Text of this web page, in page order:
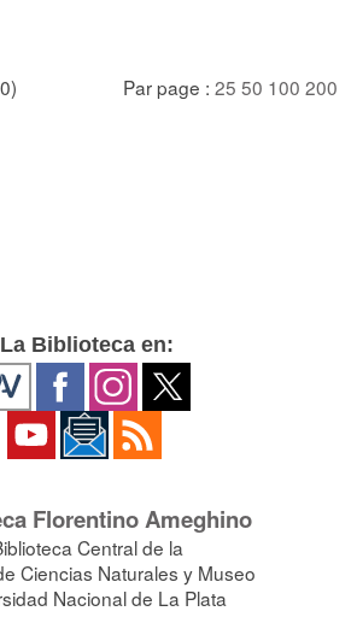
Par page : 25 50 100 200
La Biblioteca en:
Florentino Ameghino
Central de la
Ciencias Naturales y Museo
Nacional de La Plata